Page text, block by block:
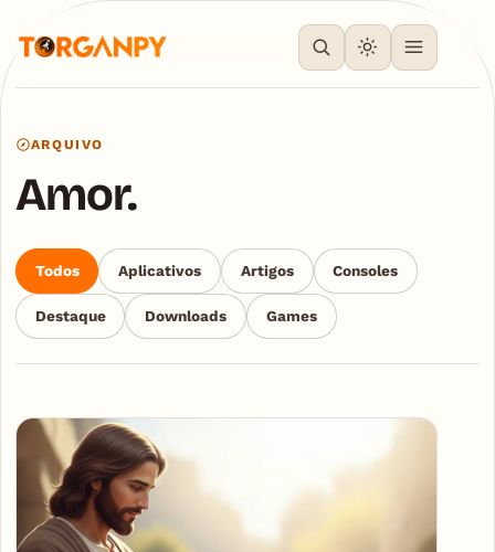
ARQUIVO
Amor.
Todos Aplicativos Artigos Consoles
Destaque Downloads Games
Articles